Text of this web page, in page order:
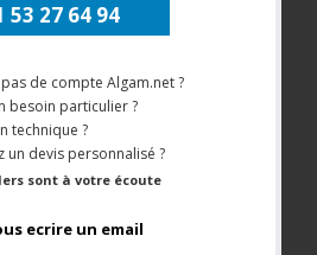
53 27 64 94
de compte Algam.net ?
besoin particulier ?
technique ?
un devis personnalisé ?
sont à votre écoute
ecrire un email